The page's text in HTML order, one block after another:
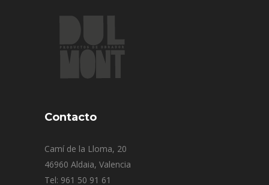
Contacto
Camí de la Lloma, 20
46960 Aldaia, Valencia
Tel: 961 50 91 61